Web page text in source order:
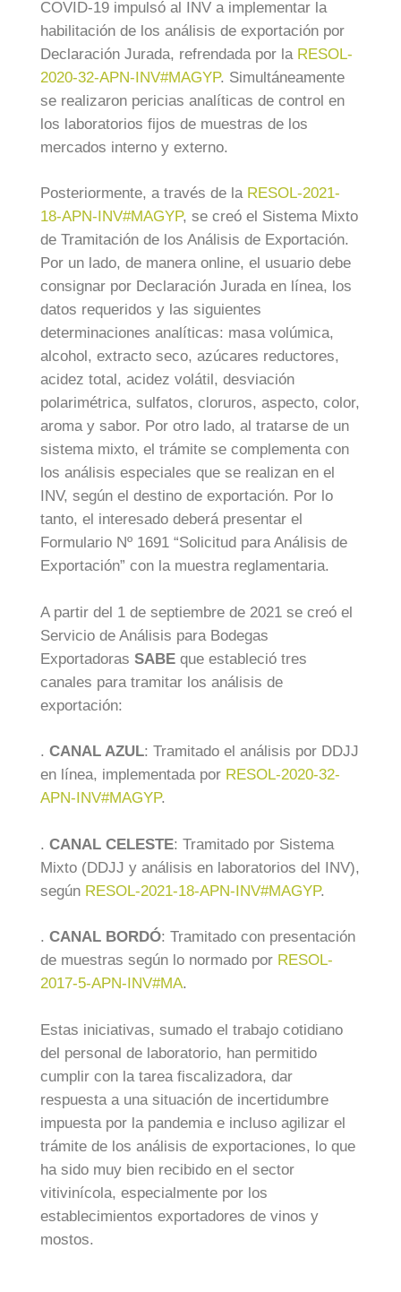
COVID-19 impulsó al INV a implementar la
habilitación de los análisis de exportación por
Declaración Jurada, refrendada por la RESOL-
2020-32-APN-INV#MAGYP. Simultáneamente
se realizaron pericias analíticas de control en
los laboratorios fijos de muestras de los
mercados interno y externo.
Posteriormente, a través de la RESOL-2021-
18-APN-INV#MAGYP, se creó el Sistema Mixto
de Tramitación de los Análisis de Exportación.
Por un lado, de manera online, el usuario debe
consignar por Declaración Jurada en línea, los
datos requeridos y las siguientes
determinaciones analíticas: masa volúmica,
alcohol, extracto seco, azúcares reductores,
acidez total, acidez volátil, desviación
polarimétrica, sulfatos, cloruros, aspecto, color,
aroma y sabor. Por otro lado, al tratarse de un
sistema mixto, el trámite se complementa con
los análisis especiales que se realizan en el
INV, según el destino de exportación. Por lo
tanto, el interesado deberá presentar el
Formulario Nº 1691 “Solicitud para Análisis de
Exportación” con la muestra reglamentaria.
A partir del 1 de septiembre de 2021 se creó el
Servicio de Análisis para Bodegas
Exportadoras SABE que estableció tres
canales para tramitar los análisis de
exportación:
. CANAL AZUL: Tramitado el análisis por DDJJ
en línea, implementada por RESOL-2020-32-
APN-INV#MAGYP.
. CANAL CELESTE: Tramitado por Sistema
Mixto (DDJJ y análisis en laboratorios del INV),
según RESOL-2021-18-APN-INV#MAGYP.
. CANAL BORDÓ: Tramitado con presentación
de muestras según lo normado por RESOL-
2017-5-APN-INV#MA.
Estas iniciativas, sumado el trabajo cotidiano
del personal de laboratorio, han permitido
cumplir con la tarea fiscalizadora, dar
respuesta a una situación de incertidumbre
impuesta por la pandemia e incluso agilizar el
trámite de los análisis de exportaciones, lo que
ha sido muy bien recibido en el sector
vitivinícola, especialmente por los
establecimientos exportadores de vinos y
mostos.